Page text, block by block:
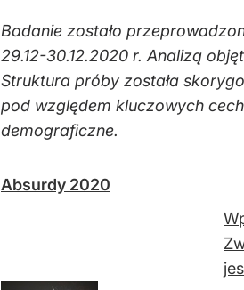
Badanie zostało
29.12-30.12.2020 r. Analizą
Struktura próby została
pod względem kluczowych
demograficzne.
Absurdy 2020